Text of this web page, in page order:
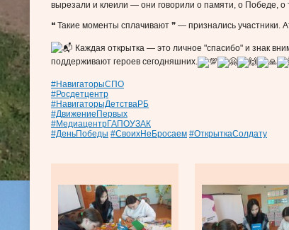
вырезали и клеили — они говорили о памяти, о Победе, о
❝ Такие моменты сплачивают ❞ — признались участники.
Каждая открытка — это личное "спасибо" и знак
поддерживают героев сегодняшних.
#НавигаторыСПО
#Росдетцентр
#НавигаторыДетстваРБ
#ДвижениеПервых
#МедиацентрГАПОУЗАК
#ДеньПобеды #СвоихНеБросаем #ОткрыткаСолдату